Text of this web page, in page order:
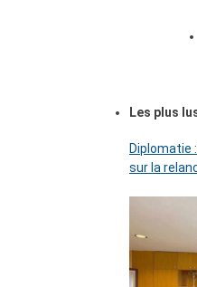
Les plus
Diplomatie
sur la